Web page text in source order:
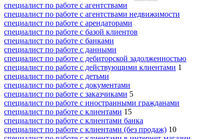
специалист по работе с агентствами
специалист по работе с агентствами недвижимости
специалист по работе с арендаторами
специалист по работе с базой клиентов
специалист по работе с банками
специалист по работе с данными
специалист по работе с дебиторской задолженностью
специалист по работе с действующими клиентами 1
специалист по работе с детьми
специалист по работе с документами
специалист по работе с заказчиками 5
специалист по работе с иностранными гражданами
специалист по работе с клиентами 15
специалист по работе с клиентами банка
специалист по работе с клиентами (без продаж) 10